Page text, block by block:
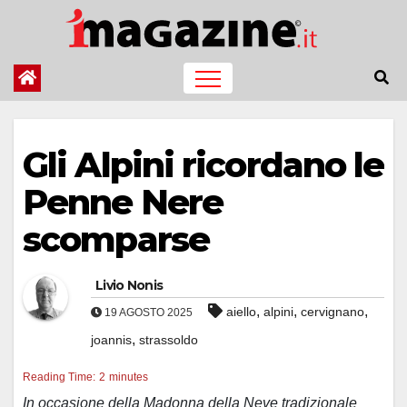
contenuto
Gli Alpini ricordano le
Penne Nere
scomparse
Livio Nonis
19 AGOSTO 2025 aiello, alpini, cervignano,
joannis, strassoldo
Reading Time: 2 minutes
In occasione della Madonna della Neve tradizionale